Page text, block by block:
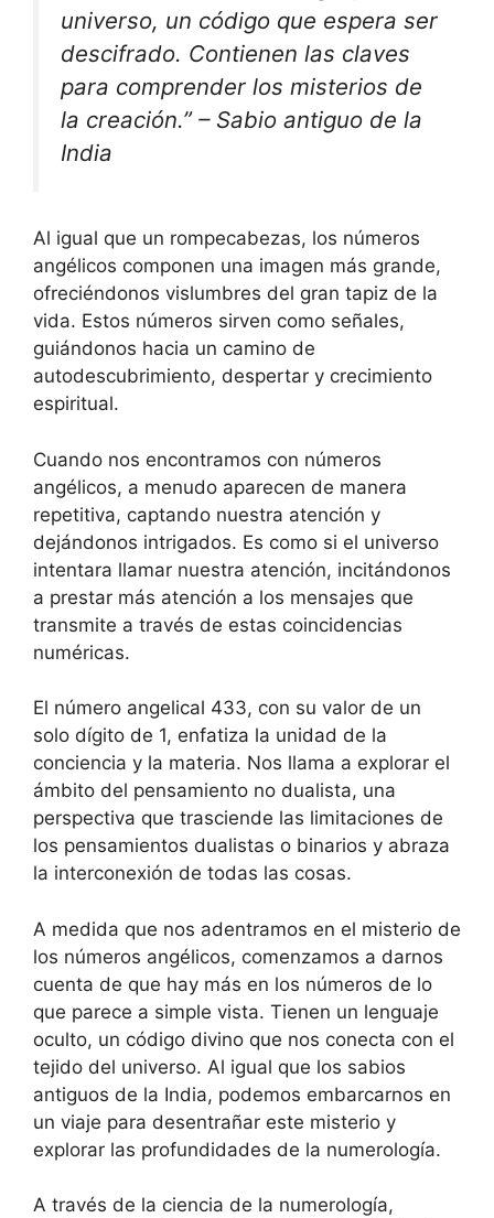
universo, un código que espera ser
descifrado. Contienen las claves
para comprender los misterios de
la creación.” – Sabio antiguo de la
India
Al igual que un rompecabezas, los números
angélicos componen una imagen más grande,
ofreciéndonos vislumbres del gran tapiz de la
vida. Estos números sirven como señales,
guiándonos hacia un camino de
autodescubrimiento, despertar y crecimiento
espiritual.
Cuando nos encontramos con números
angélicos, a menudo aparecen de manera
repetitiva, captando nuestra atención y
dejándonos intrigados. Es como si el universo
intentara llamar nuestra atención, incitándonos
a prestar más atención a los mensajes que
transmite a través de estas coincidencias
numéricas.
El número angelical 433, con su valor de un
solo dígito de 1, enfatiza la unidad de la
conciencia y la materia. Nos llama a explorar el
ámbito del pensamiento no dualista, una
perspectiva que trasciende las limitaciones de
los pensamientos dualistas o binarios y abraza
la interconexión de todas las cosas.
A medida que nos adentramos en el misterio de
los números angélicos, comenzamos a darnos
cuenta de que hay más en los números de lo
que parece a simple vista. Tienen un lenguaje
oculto, un código divino que nos conecta con el
tejido del universo. Al igual que los sabios
antiguos de la India, podemos embarcarnos en
un viaje para desentrañar este misterio y
explorar las profundidades de la numerología.
A través de la ciencia de la numerología,